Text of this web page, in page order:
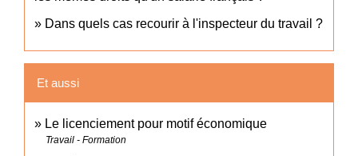
Dans quels cas recourir à l'inspecteur du travail ?
Et aussi
Le licenciement pour motif économique
Travail - Formation